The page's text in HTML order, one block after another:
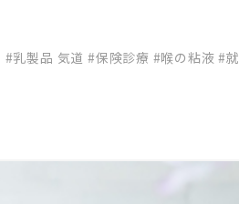
#乳製品 気道 #保険診療 #喉の粘液#就